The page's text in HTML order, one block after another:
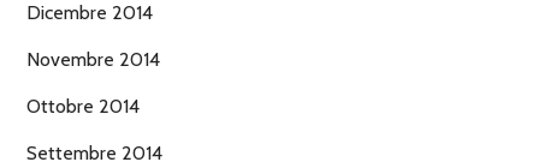
Dicembre 2014
Novembre 2014
Ottobre 2014
Settembre 2014